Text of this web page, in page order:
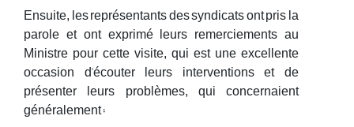
Ensuite, les représentants des syndicats ont pris la
parole et ont exprimé leurs remerciements au
Ministre pour cette visite, qui est une excellente
occasion d'écouter leurs interventions et de
présenter leurs problèmes, qui concernaient
généralement :